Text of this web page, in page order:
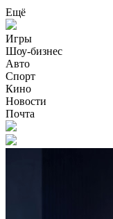
Ещё
Игры
Шоу-бизнес
Авто
Спорт
Кино
Новости
Почта